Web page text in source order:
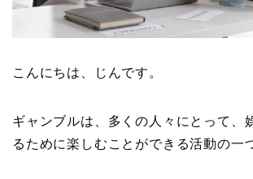
こんにちは、じんです。
ギャンブルは、多くの人々にとって、
るために楽しむことができる活動の一